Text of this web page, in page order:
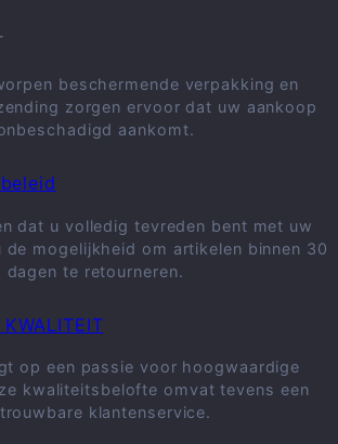
beschermende verpakking en
zorgen ervoor dat uw aankoop
aankomt.
dat u volledig tevreden bent met uw
mogelijkheid om artikelen binnen 30
dagen te retourneren.
KWALITEIT
op een passie voor hoogwaardige
kwaliteitsbelofte omvat tevens een
klantenservice.